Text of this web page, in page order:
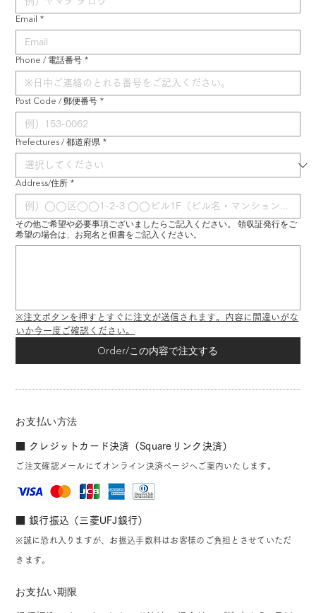
Email *
Phone / 電話番号 *
Post Code / 郵便番号 *
Prefectures / 都道府県 *
Address/住所 *
その他ご希望や必要事項ございましたらご記入ください。 領収証発行をご
希望の場合は、お宛名と但書をご記入ください。
※注文ボタンを押すとすぐに注文が送信されます。内容に間違いがな
いか今一度ご確認ください。
Order/この内容で注文する
お支払い方法
■ クレジットカード決済（Squareリンク決済）
ご注文確認メールにてオンライン決済ページへご案内いたします。
■ 銀行振込（三菱UFJ銀行）
※誠に恐れ入りますが、お振込手数料はお客様のご負担とさせていただ
きます。
お支払い期限